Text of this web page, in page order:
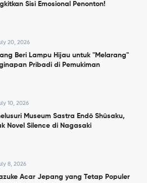
Sisi Emosional Penonton!
20, 2026
Beri Lampu Hijau untuk "Melarang"
Pribadi di Pemukiman
10, 2026
Museum Sastra Endō Shūsaku,
Novel Silence di Nagasaki
8, 2026
Acar Jepang yang Tetap Populer